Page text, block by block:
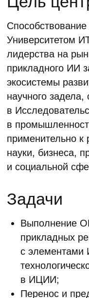
прикладных решений
технологического
Перенос и предметная
разработок ИЦИИ для
отраслей и партнеров
сферу, развлечение и
Создание цифровых
эффективной
и сопровождения
с элементами ИИ на
ИЦИИ;
деятельности,
прикладных
Приоритетные
Решение задач
адаптации БЯМ;
Создание различных
решений на основе
(мультиагентные,
системы, ансамбли и
Развитие новых